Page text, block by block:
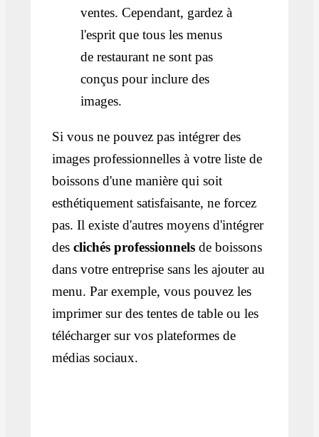
ventes. Cependant, gardez à
l'esprit que tous les menus
de restaurant ne sont pas
conçus pour inclure des
images.
Si vous ne pouvez pas intégrer des
images professionnelles à votre liste de
boissons d'une manière qui soit
esthétiquement satisfaisante, ne forcez
pas. Il existe d'autres moyens d'intégrer
desclichés professionnels de boissons
dans votre entreprise sans les ajouter au
menu. Par exemple, vous pouvez les
imprimer sur des tentes de table ou les
télécharger sur vos plateformes de
médias sociaux.